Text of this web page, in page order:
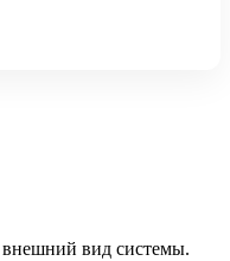
внешний вид системы.